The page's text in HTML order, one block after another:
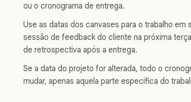
ou o cronograma de entrega.
Use as datas dos canvases para o trabalho
sessão de feedback do cliente na próxima
de retrospectiva após a entrega.
Se a data do projeto for alterada, todo o
mudar, apenas aquela parte específica do